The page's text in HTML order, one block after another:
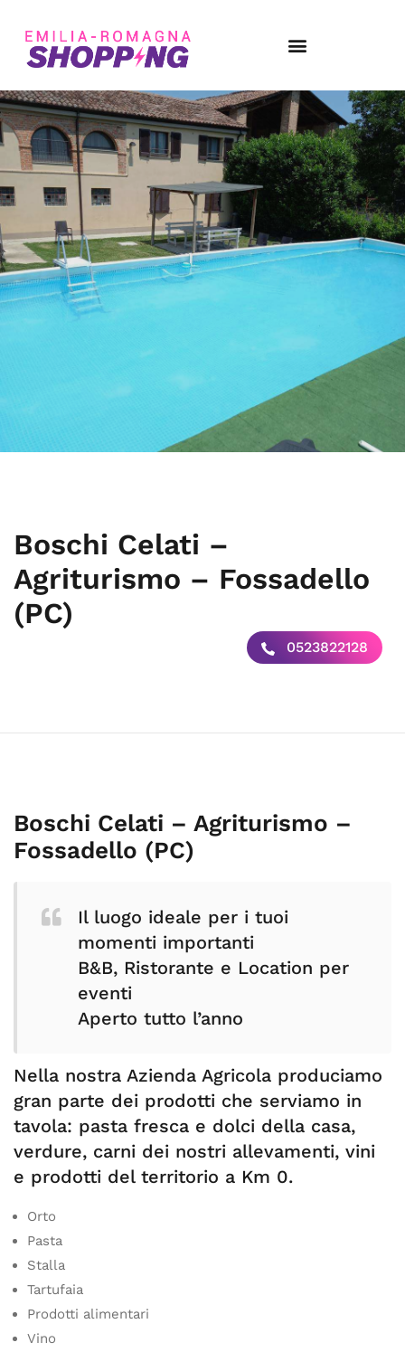
Boschi Celati –
Agriturismo – Fossadello
(PC)
0523822128
Boschi Celati – Agriturismo –
Fossadello (PC)
Il luogo ideale per i tuoi
momenti importanti
B&B, Ristorante e Location per
eventi
Aperto tutto l’anno
Nella nostra Azienda Agricola produciamo
gran parte dei prodotti che serviamo in
tavola: pasta fresca e dolci della casa,
verdure, carni dei nostri allevamenti, vini
e prodotti del territorio a Km 0.
Orto
Pasta
Stalla
Tartufaia
Prodotti alimentari
Vino